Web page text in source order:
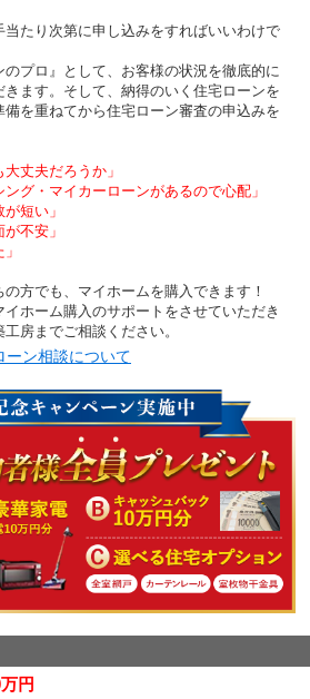
たり次第に申し込みをすればいいわけで
のプロ』として、お客様の状況を徹底的に
ます。そして、納得のいく住宅ローンを
備を重ねてから住宅ローン審査の申込みを
丈夫だろうか」
ング・マイカーローンがあるので心配」
短い」
不安」
方でも、マイホームを購入できます！
ホーム購入のサポートをさせていただき
房までご相談ください。
ーン相談について
円